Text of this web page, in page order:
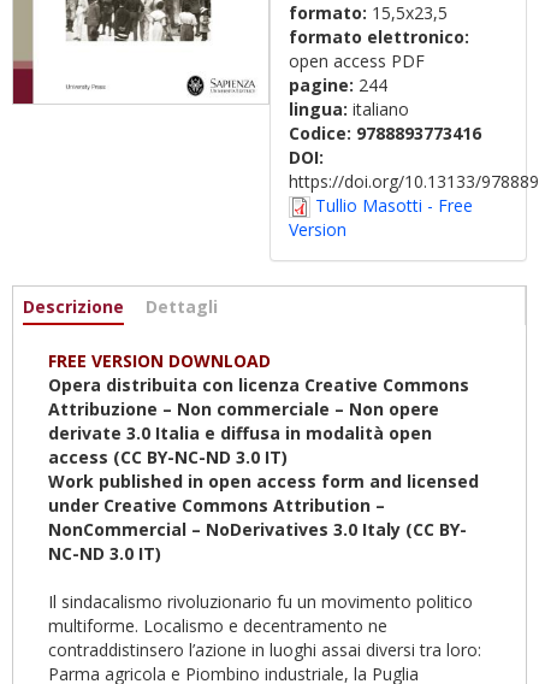
formato: 15,5x23,5
formato elettronico:
open access PDF
pagine: 244
lingua: italiano
Codice: 9788893773416
DOI:
https://doi.org/10.13133/
Tullio Masotti - Free
Version
Informazioni
Descrizione (scheda
Dettagli
FREE VERSION DOWNLOAD
Opera distribuita con licenza Creative Commons
Attribuzione – Non commerciale – Non opere
derivate 3.0 Italia e diffusa in modalità open
access (CC BY-NC-ND 3.0 IT)
Work published in open access form and licensed
under Creative Commons Attribution –
NonCommercial – NoDerivatives 3.0 Italy (CC BY-
NC-ND 3.0 IT)
Il sindacalismo rivoluzionario fu un movimento politico
multiforme. Localismo e decentramento ne
contraddistinsero l’azione in luoghi assai diversi tra loro:
Parma agricola e Piombino industriale, la Puglia